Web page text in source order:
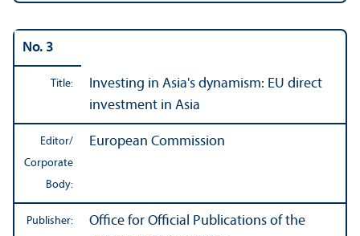
No. 3
Title:
Investing in Asia's dynamism: EU direct
investment in Asia
Editor/
Corporate
Body:
European Commission
Publisher:
Office for Official Publications of the